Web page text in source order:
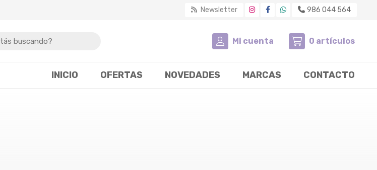
Newsletter 986 044 564
Mi cuenta 0 artículos
INICIO OFERTAS NOVEDADES MARCAS CONTACTO